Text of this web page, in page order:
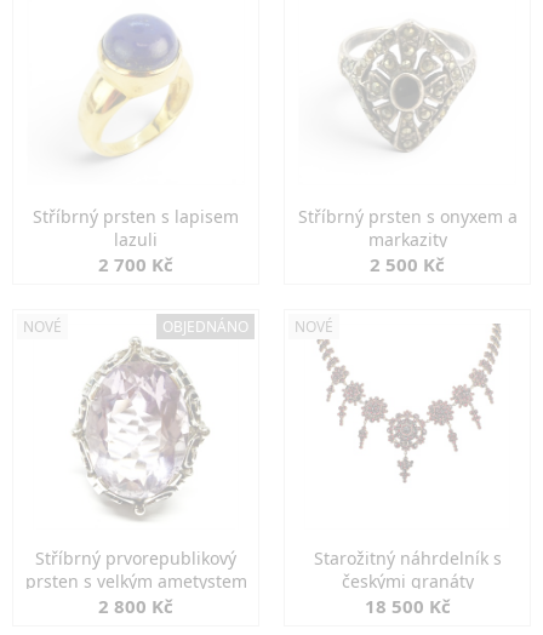
Stříbrný prsten s lapisem
lazuli
2 700 Kč
Stříbrný prsten s onyxem a
markazity
2 500 Kč
NOVÉ OBJEDNÁNO
Stříbrný prvorepublikový
prsten s velkým ametystem
2 800 Kč
NOVÉ
Starožitný náhrdelník s
českými granáty
18 500 Kč